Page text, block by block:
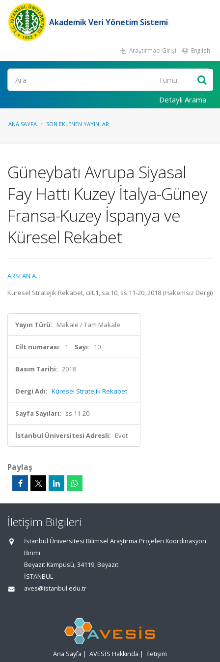
Akademik Veri Yönetim Sistemi
Araştırmacı Girişi English
Ara
Detaylı Arama
ANA SAYFA SON EKLENEN YAYINLAR
Güneybatı Avrupa Siyasal
Fay Hattı Kuzey İtalya-Güney
Fransa-Kuzey İspanya ve
Küresel Rekabet
ARSLAN A.
Küresel Stratejik Rekabet, cilt.1, sa.10, ss.11-20, 2018 (Hakemsiz Dergi)
Yayın Türü: Makale / Tam Makale
Cilt numarası: 1 Sayı: 10
Basım Tarihi: 2018
Dergi Adı: Küresel Stratejik Rekabet
Sayfa Sayıları: ss.11-20
İstanbul Üniversitesi Adresli: Evet
Paylaş
İletişim Bilgileri
İstanbul Üniversitesi Bilimsel Araştırma Projeleri Koordinasyon
Birimi
Beyazıt Kampüsü, 34119, Beyazıt
İSTANBUL
aves@istanbul.edu.tr
Ana Sayfa | AVESİS Hakkında | İletişim